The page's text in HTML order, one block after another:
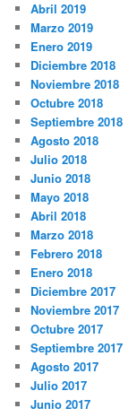
Abril 2019
Marzo 2019
Enero 2019
Diciembre 2018
Noviembre 2018
Octubre 2018
Septiembre 2018
Agosto 2018
Julio 2018
Junio 2018
Mayo 2018
Abril 2018
Marzo 2018
Febrero 2018
Enero 2018
Diciembre 2017
Noviembre 2017
Octubre 2017
Septiembre 2017
Agosto 2017
Julio 2017
Junio 2017